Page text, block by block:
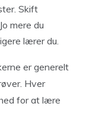
Skift
mere du
lærer du.
er generelt
Hver
for at lære